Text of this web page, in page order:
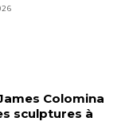
Colomina
sculptures à